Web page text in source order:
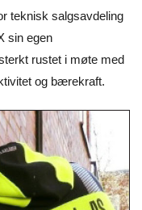
teknisk salgsavdeling
sin egen
rustet i møte med
og bærekraft.